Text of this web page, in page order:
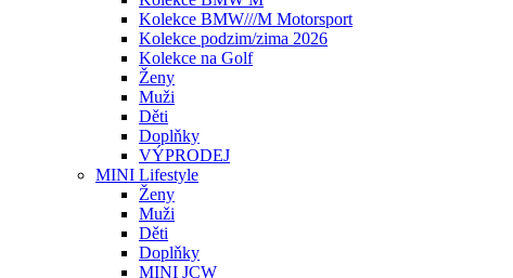
Kolekce BMW///M Motorsport
Kolekce podzim/zima 2026
Kolekce na Golf
Ženy
Muži
Děti
Doplňky
VÝPRODEJ
MINI Lifestyle
Ženy
Muži
Děti
Doplňky
MINI JCW